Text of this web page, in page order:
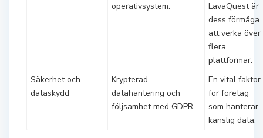
operativsystem.
LavaQuest är
dess förmåga
att verka över
flera
plattformar.
Säkerhet och
dataskydd
Krypterad
datahantering och
följsamhet med GDPR.
En vital faktor
för företag
som hanterar
känslig data.